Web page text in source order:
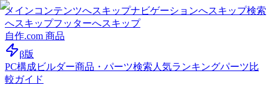
メインコンテンツへスキップナビゲーションへスキップ検索
へスキップフッターへスキップ
自作.com 商品
β版
PC構成ビルダー商品・パーツ検索 人気ランキングパーツ比
較ガイド